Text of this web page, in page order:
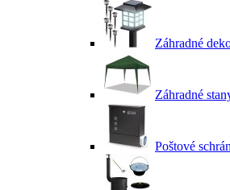
Záhradné
Záhradné
Poštové